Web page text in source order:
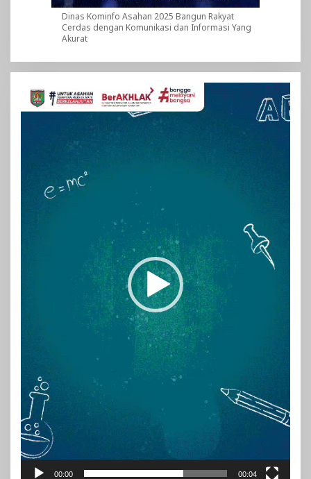
Dinas Kominfo Asahan 2025 Bangun Rakyat
Cerdas dengan Komunikasi dan Informasi Yang
Akurat
Pemutar
Video
00:00 00:04